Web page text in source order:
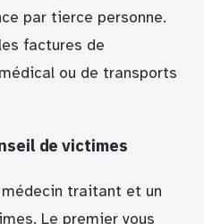
par tierce personne.
factures de
ou de transports
de victimes
traitant et un
Le premier vous